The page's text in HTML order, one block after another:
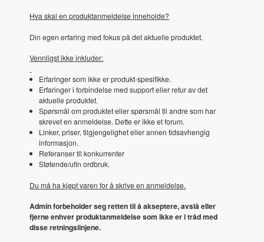
Hva skal en produktanmeldelse inneholde?
Din egen erfaring med fokus på det aktuelle produktet.
Vennligst ikke inkluder:
Erfaringer som ikke er produkt-spesifikke.
Erfaringer i forbindelse med support eller retur av det
aktuelle produktet.
Spørsmål om produktet eller spørsmål til andre som har
skrevet en anmeldelse. Dette er ikke et forum.
Linker, priser, tilgjengelighet eller annen tidsavhengig
informasjon.
Referanser til konkurrenter
Støtende/ufin ordbruk.
Du må ha kjøpt varen for å skrive en anmeldelse.
Admin forbeholder seg retten til å akseptere, avslå eller
fjerne enhver produktanmeldelse som ikke er i tråd med
disse retningslinjene.